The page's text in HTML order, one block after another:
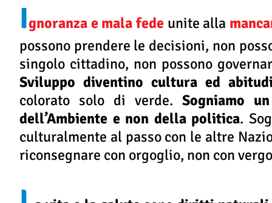
Ignoranza e mala fede unite alla
possono prendere le decisioni, non
singolo cittadino, non possono
Sviluppo diventino cultura ed
colorato solo di verde. Sogniamo
dell’Ambiente e non della politica.
culturalmente al passo con le altre
riconsegnare con orgoglio, non con